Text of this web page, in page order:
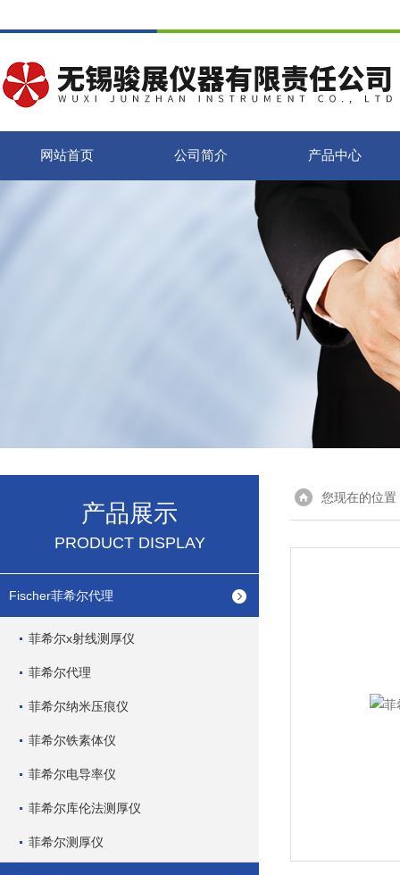
网站首页 公司简介 产品中心
产品展示
PRODUCT DISPLAY
Fischer菲希尔代理
菲希尔x射线测厚仪
菲希尔代理
菲希尔纳米压痕仪
菲希尔铁素体仪
菲希尔电导率仪
菲希尔库伦法测厚仪
菲希尔测厚仪
您现在的位置